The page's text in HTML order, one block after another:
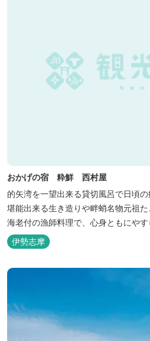
おかげの宿 粋鮮 西村屋
的矢湾を一望出来る貸切風呂で日頃
堪能出来る生き造りや畔蛸名物元祖
海老付の漁師料理で、心身ともにやす
伊勢志摩